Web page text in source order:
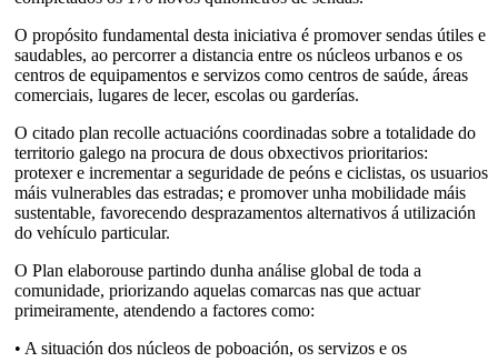
O propósito fundamental desta iniciativa é promover sendas útiles e
saudables, ao percorrer a distancia entre os núcleos urbanos e os
centros de equipamentos e servizos como centros de saúde, áreas
comerciais, lugares de lecer, escolas ou garderías.
O citado plan recolle actuacións coordinadas sobre a totalidade do
territorio galego na procura de dous obxectivos prioritarios:
protexer e incrementar a seguridade de peóns e ciclistas, os usuarios
máis vulnerables das estradas; e promover unha mobilidade máis
sustentable, favorecendo desprazamentos alternativos á utilización
do vehículo particular.
O Plan elaborouse partindo dunha análise global de toda a
comunidade, priorizando aquelas comarcas nas que actuar
primeiramente, atendendo a factores como:
• A situación dos núcleos de poboación, os servizos e os